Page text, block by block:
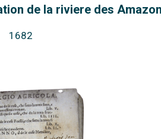
de la riviere des
1682